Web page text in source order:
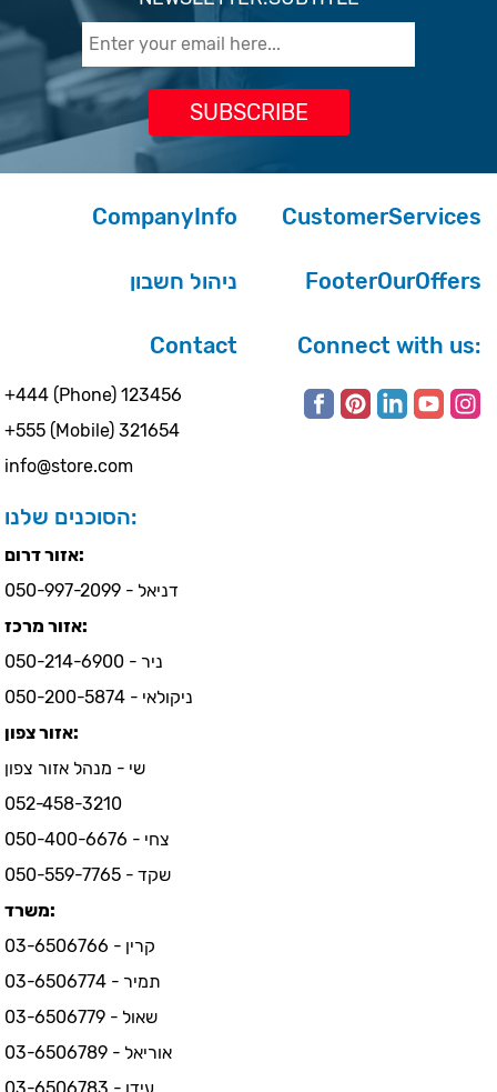
CompanyInfo CustomerServices
ניהול חשבון FooterOurOffers
Contact
+444 (Phone) 123456
+555 (Mobile) 321654
info@store.com
הסוכנים שלנו:
אזור דרום:
דניאל - 050-997-2099
אזור מרכז:
ניר - 050-214-6900
ניקולאי - 050-200-5874
אזור צפון:
שי - מנהל אזור צפון
052-458-3210
צחי - 050-400-6676
שקד - 050-559-7765
משרד:
קרין - 03-6506766
תמיר - 03-6506774
שאול - 03-6506779
אוריאל - 03-6506789
עידו - 03-6506783
Connect with us: